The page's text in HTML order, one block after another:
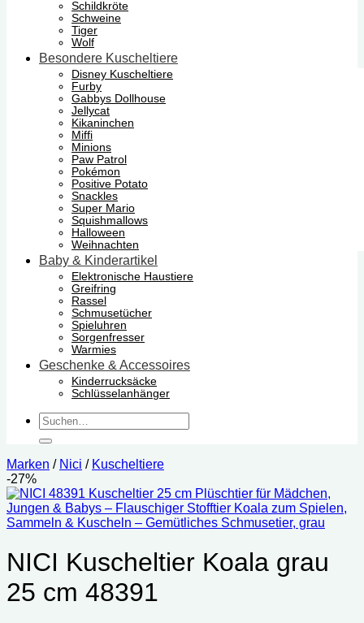
Schildkröte
Schweine
Tiger
Wolf
Besondere Kuscheltiere
Disney Kuscheltiere
Furby
Gabbys Dollhouse
Jellycat
Kikaninchen
Miffi
Minions
Paw Patrol
Pokémon
Positive Potato
Snackles
Super Mario
Squishmallows
Halloween
Weihnachten
Baby & Kinderartikel
Elektronische Haustiere
Greifring
Rassel
Schmusetücher
Spieluhren
Sorgenfresser
Warmies
Geschenke & Accessoires
Kinderrucksäcke
Schlüsselanhänger
Suchen
nach:
Marken / Nici / Kuscheltiere
-27%
NICI Kuscheltier Koala grau
25 cm 48391